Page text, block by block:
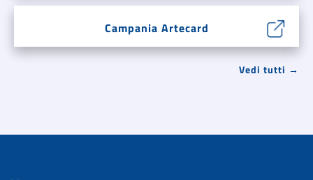
Campania Artecard
Vedi tutti →